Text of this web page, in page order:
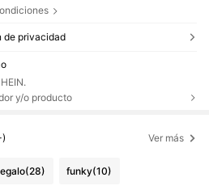
de privacidad
y/o producto
Ver más
(28) funky(10)